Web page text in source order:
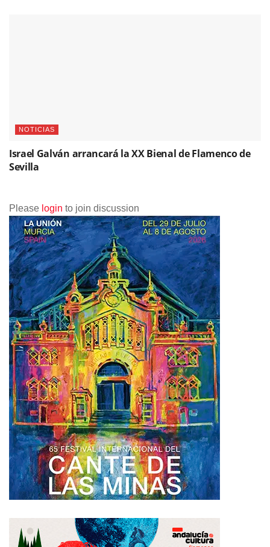
NOTICIAS
Israel Galván arrancará la XX Bienal de Flamenco de
Sevilla
Please login to join discussion